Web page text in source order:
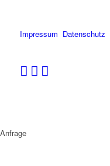
Impressum Datenschutz
Anfrage